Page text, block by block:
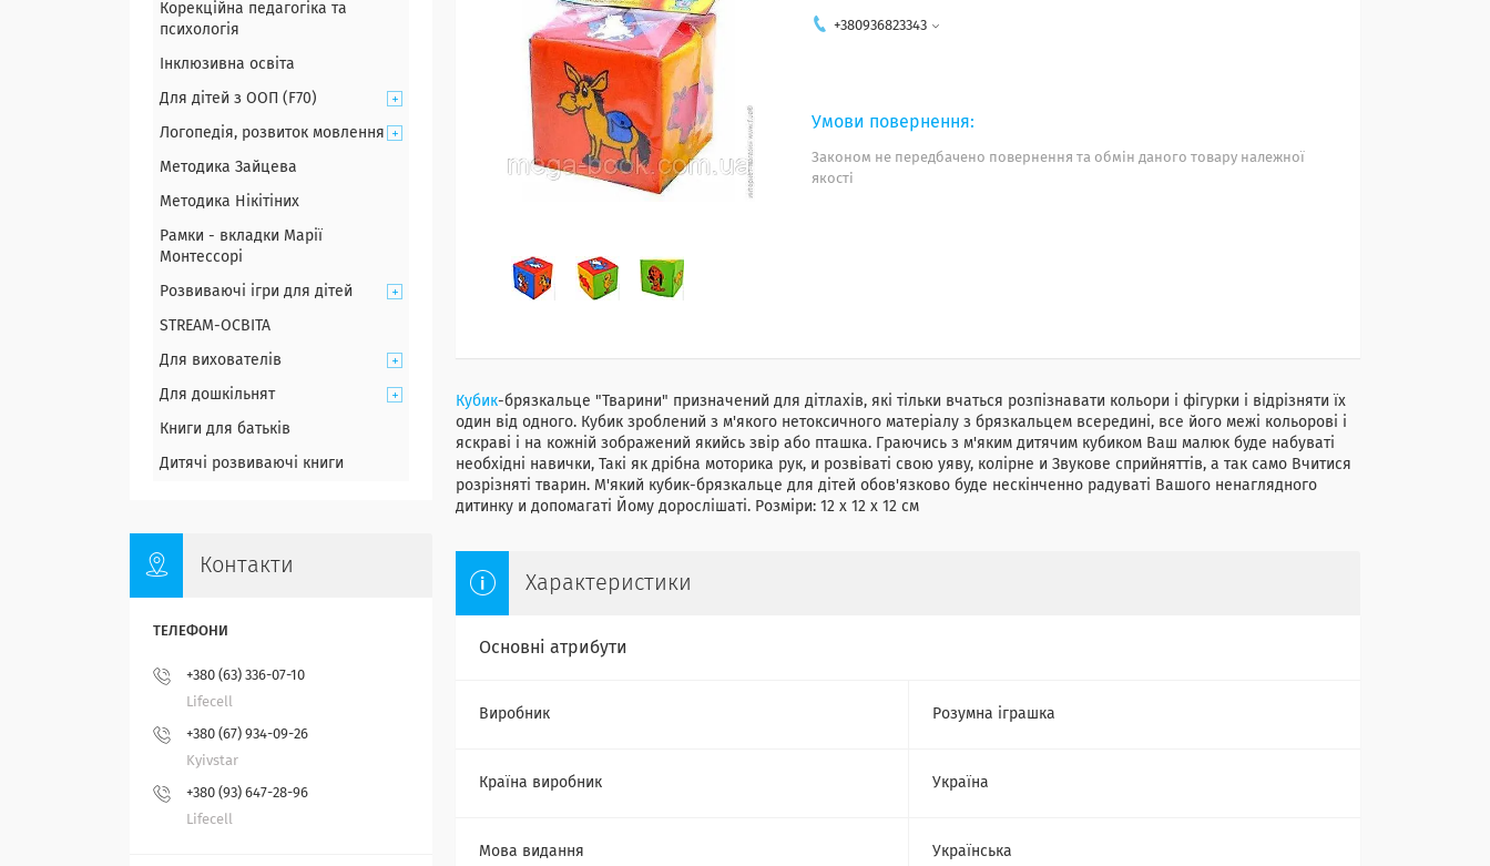
+380936823343
Законом не передбачено повернення та обмін даного товару належної
якості
Кубик-брязкальце "Тварини" призначений для дітлахів, які тільки вчаться розпізнавати кольори і фігурки і відрізняти їх
один від одного. Кубик зроблений з м'якого нетоксичного матеріалу з брязкальцем всередині, все його межі кольорові і
яскраві і на кожній зображений якийсь звір або пташка. Граючись з м'яким дитячим кубиком Ваш малюк буде набуваті
необхідні навички, Такі як дрібна моторика рук, и розвіваті свою уяву, колірне и Звукове сприйняттів, а так само Вчитися
розрізняті тварин. М'який кубик-брязкальце для дітей обов'язково буде нескінченно радуваті Вашого ненаглядного
дитинку и допомагаті Йому дорослішаті. Розміри: 12 x 12 x 12 см
Характеристики
Основні атрибути
Виробник Розумна іграшка
Країна виробник Україна
Мова видання Українська
Корекційна педагогіка та
психологія
Інклюзивна освіта
Для дітей з ООП (F70)
Логопедія, розвиток мовлення
Методика Зайцева
Методика Нікітіних
Рамки - вкладки Марії
Монтессорі
Розвиваючі ігри для дітей
STREAM-ОСВІТА
Для вихователів
Для дошкільнят
Книги для батьків
Дитячі розвиваючі книги
Контакти
+380 (63) 336-07-10
Lifecell
+380 (67) 934-09-26
Kyivstar
+380 (93) 647-28-96
Lifecell